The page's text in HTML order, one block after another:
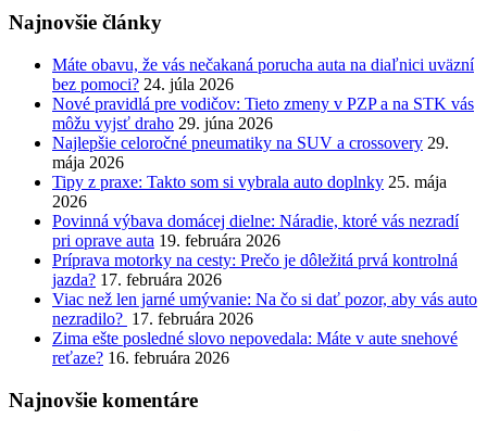
Najnovšie články
Máte obavu, že vás nečakaná porucha auta na diaľnici uväzní
bez pomoci? 24. júla 2026
Nové pravidlá pre vodičov: Tieto zmeny v PZP a na STK vás
môžu vyjsť draho 29. júna 2026
Najlepšie celoročné pneumatiky na SUV a crossovery 29.
mája 2026
Tipy z praxe: Takto som si vybrala auto doplnky 25. mája
2026
Povinná výbava domácej dielne: Náradie, ktoré vás nezradí
pri oprave auta 19. februára 2026
Príprava motorky na cesty: Prečo je dôležitá prvá kontrolná
jazda? 17. februára 2026
Viac než len jarné umývanie: Na čo si dať pozor, aby vás auto
nezradilo? 17. februára 2026
Zima ešte posledné slovo nepovedala: Máte v aute snehové
reťaze? 16. februára 2026
Najnovšie komentáre